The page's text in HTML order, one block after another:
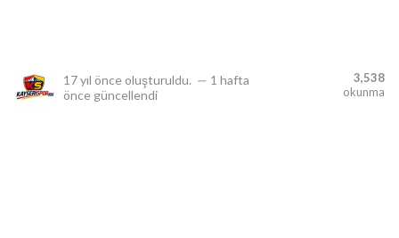
17 yıl önce oluşturuldu. — 1 hafta
önce güncellendi
3,538
okunma